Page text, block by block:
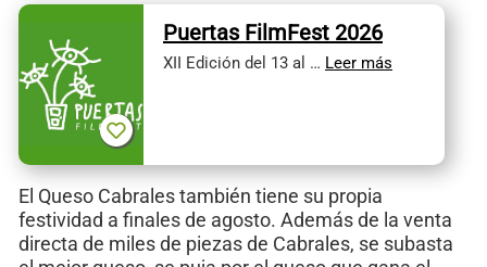
Puertas FilmFest 2026
XII Edición del 13 al … Leer más
El Queso Cabrales también tiene su propia
festividad a finales de agosto. Además de la venta
directa de miles de piezas de Cabrales, se subasta